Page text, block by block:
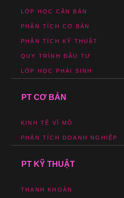
LỚP HỌC CĂN BẢN
PHÂN TÍCH CƠ BẢN
PHÂN TÍCH KỸ THUẬT
QUY TRÌNH ĐẦU TƯ
LỚP HỌC PHÁI SINH
PT CƠ BẢN
KINH TẾ VĨ MÔ
PHÂN TÍCH DOANH NGHIỆP
PT KỸ THUẬT
THANH KHOẢN